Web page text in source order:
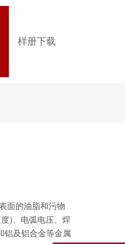
样册下载
面的油脂和污物
)、电弧电压、焊
铝及铝合金等金属